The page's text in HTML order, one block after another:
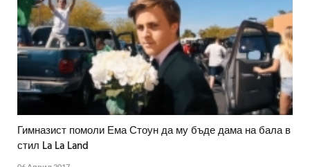
Гимназист помоли Ема Стоун да му бъде дама на бала в
стил La La Land